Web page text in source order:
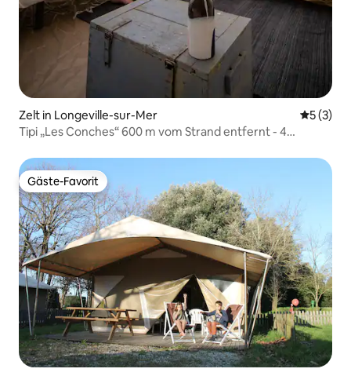
Zelt in Longeville-sur-Mer
5 (3)
Tipi „Les Conches“ 600 m vom Strand entfernt - 4
Gäste-Favorit
Gäste-Favorit